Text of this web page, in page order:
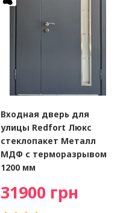
Входная дверь для
улицы Redfort Люкс
стеклопакет Металл
МДФ с терморазрывом
1200 мм
31900 грн